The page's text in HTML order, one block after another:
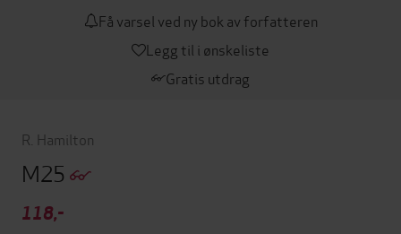
Få varsel ved ny bok av forfatteren
Legg til i ønskeliste
Gratis utdrag
R. Hamilton
M25
118,-